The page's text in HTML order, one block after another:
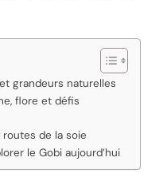
grandeurs naturelles
flore et défis
de la soie
le Gobi aujourd’hui